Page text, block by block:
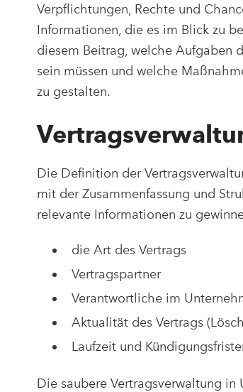
Verpflichtungen, Rechte und
Informationen, die es im Blick zu
diesem Beitrag, welche Aufgaben
sein müssen und welche
zu gestalten.
Die Definition der
mit der Zusammenfassung und
relevante Informationen zu
die Art des Vertrags
Vertragspartner
Verantwortliche im
Aktualität des Vertrags
Laufzeit und
Die saubere Vertragsverwaltung